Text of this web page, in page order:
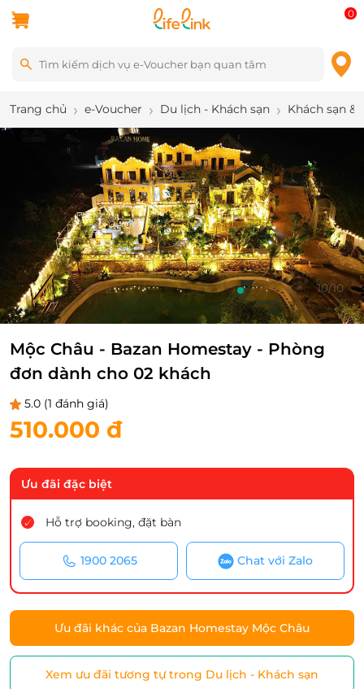
0
Trang chủ e-Voucher Du lịch - Khách sạn Khách sạn &
10/10
Mộc Châu - Bazan Homestay - Phòng
đơn dành cho 02 khách
5.0 (1 đánh giá)
510.000 đ
Ưu đãi đặc biệt
Hỗ trợ booking, đặt bàn
1900 2065 Chat với Zalo
Ưu đãi khác của Bazan Homestay Mộc Châu
Xem ưu đãi tương tự trong Du lịch - Khách sạn